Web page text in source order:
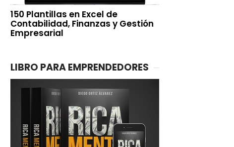
150 Plantillas en Excel de
Contabilidad, Finanzas y Gestión
Empresarial
LIBRO PARA EMPRENDEDORES